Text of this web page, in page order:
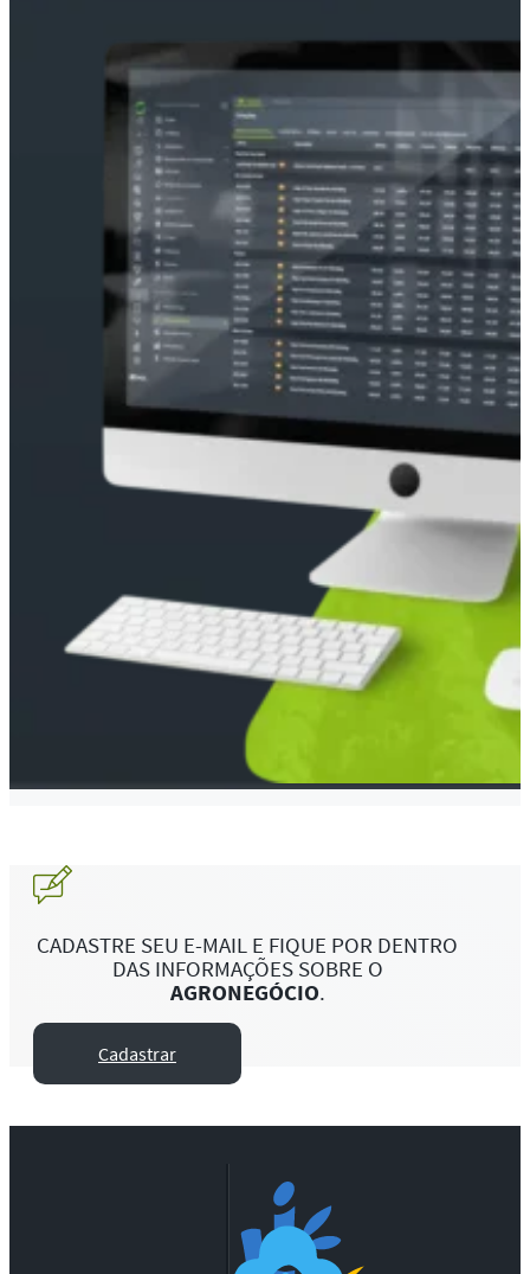
CADASTRE SEU E-MAIL E FIQUE POR DENTRO
DAS INFORMAÇÕES SOBRE O
AGRONEGÓCIO.
Cadastrar